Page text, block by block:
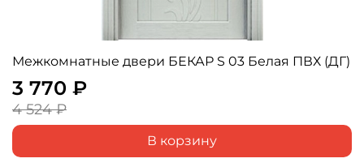
Межкомнатные двери БЕКАР S 03 Белая ПВХ (ДГ)
3 770 ₽
4 524 ₽
В корзину